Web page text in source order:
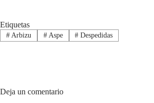
Etiquetas
#Arbizu #Aspe # Despedidas
Deja un comentario